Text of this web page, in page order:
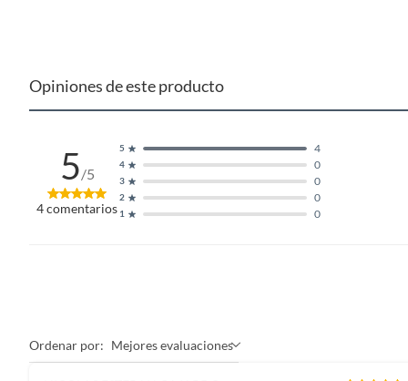
Opiniones de este producto
5/5
4comentarios 1 0
2 0
3 0
4 0
5 4
Ordenar por: Mejores evaluaciones